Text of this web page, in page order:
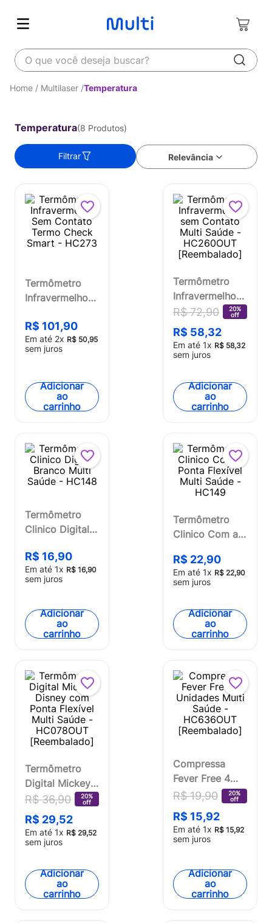
O que você deseja buscar?
Multilaser Temperatura
Temperatura 8 Produtos
Relevância
Filtrar
Termômetro
Infravermelho
Termo Check
Smart - HC273
R$ 101,90
Em até 2x R$ 50,95
sem juros
Adicionar
ao
carrinho
Termômetro
Infravermelho
sem Contato
Multi Saúde -
HC260OUT
[Reembalado]
R$ 72,90
20%
off
R$ 58,32
Em até 1x R$ 58,32
sem juros
Adicionar
ao
carrinho
Termômetro
Clinico Digital
Saúde - HC148
R$ 16,90
Em até 1x R$ 16,90
sem juros
Adicionar
ao
carrinho
Termômetro
Clinico Com a
Multi Saúde -
HC149
R$ 22,90
Em até 1x R$ 22,90
sem juros
Adicionar
ao
carrinho
Termômetro
Digital Mickey
Disney com
Ponta Flexível
Multi Saúde -
HC078OUT
R$ 36,90
20%
off
R$ 29,52
Em até 1x R$ 29,52
sem juros
Adicionar
ao
carrinho
Compressa
Fever Free 4
Unidades Multi
HC636OUT
[Reembalado]
R$ 19,90
20%
off
R$ 15,92
Em até 1x R$ 15,92
sem juros
Adicionar
ao
carrinho